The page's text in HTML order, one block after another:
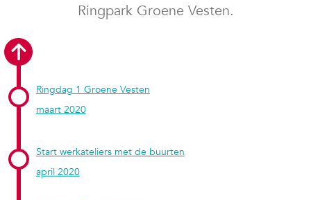
Ringpark Groene Vesten.
Ringdag 1 Groene Vesten
maart 2020
Start werkateliers met de buurten
april 2020